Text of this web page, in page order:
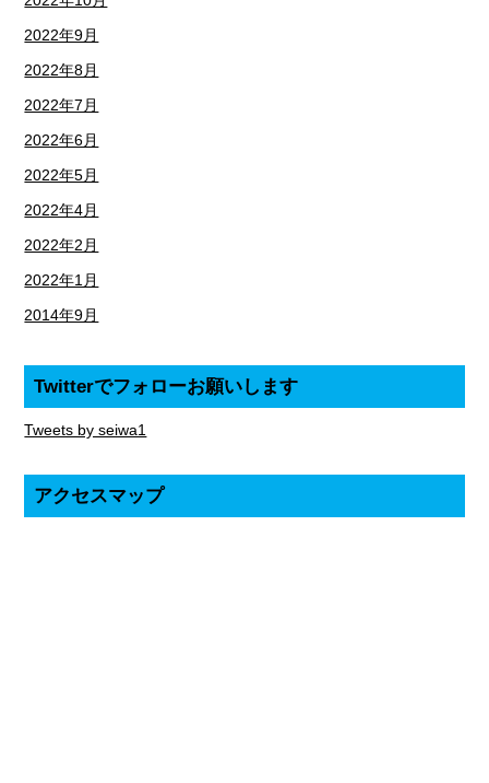
2022年9月
2022年8月
2022年7月
2022年6月
2022年5月
2022年4月
2022年2月
2022年1月
2014年9月
Twitterでフォローお願いします
Tweets by seiwa1
アクセスマップ